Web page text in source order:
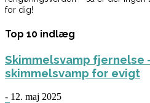
for dig!
Top 10 indlæg
Skimmelsvamp fjernelse
skimmelsvamp for evigt
- 12. maj 2025